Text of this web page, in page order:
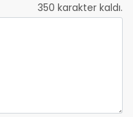
350 karakter kaldı.